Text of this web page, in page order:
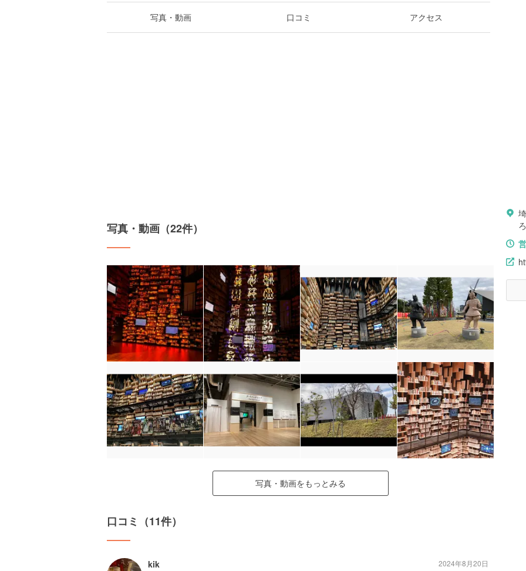
写真・動画 口コミ アクセス
写真・動画（22件）
写真・動画をもっとみる
口コミ（11件）
kik
2024年8月20日